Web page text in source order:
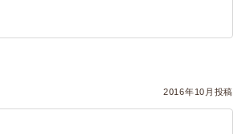
2016年10月投稿